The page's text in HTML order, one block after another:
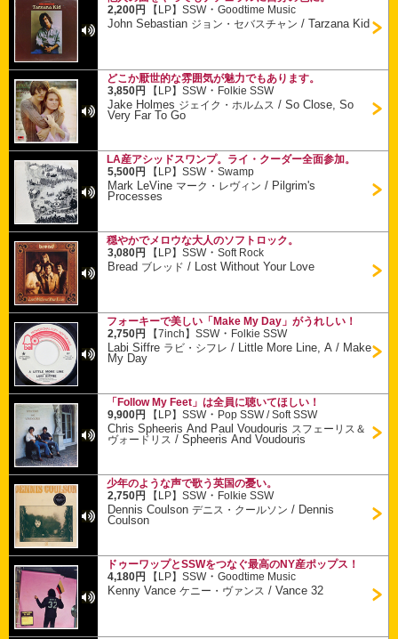
2,200円
【LP】SSW・Goodtime Music
John Sebastian ジョン・セバスチャン /Tarzana Kid
どこか厭世的な雰囲気が魅力でもあります。
3,850円
【LP】SSW・ Folkie SSW
Jake Holmes ジェイク・ホルムス /So Close, So
Very Far To Go
LA産アシッドスワンプ。ライ・クーダー全面参加。
5,500円
【LP】SSW・Swamp
Mark LeVine マーク・レヴィン / Pilgrim's
Processes
穏やかでメロウな大人のソフトロック。
3,080円
【LP】SSW・Soft Rock
Bread ブレッド / Lost Without Your Love
フォーキーで美しい「Make My Day」がうれしい！
2,750円
【7inch】SSW・ Folkie SSW
Labi Siffre ラビ・シフレ / Little More Line, A / Make
My Day
「Follow My Feet」は全員に聴いてほしい！
9,900円
【LP】SSW・ Pop SSW / Soft SSW
Chris Spheeris And Paul Voudouris スフェーリス＆
ヴォードリス /Spheeris And Voudouris
少年のような声で歌う英国の憂い。
2,750円
【LP】SSW・ Folkie SSW
Dennis Coulsonデニス・クールソン / Dennis
Coulson
ドゥーワップとSSWをつなぐ最高のNY産ポップス！
4,180円
【LP】SSW・Goodtime Music
Kenny Vanceケニー・ヴァンス /Vance 32